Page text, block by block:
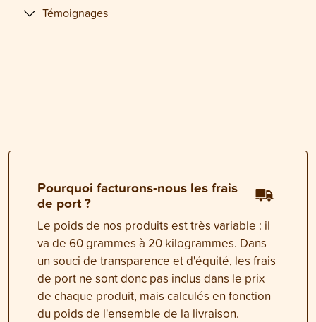
Témoignages
Pourquoi facturons-nous les frais
de port ?
Le poids de nos produits est très variable : il
va de 60 grammes à 20 kilogrammes. Dans
un souci de transparence et d'équité, les frais
de port ne sont donc pas inclus dans le prix
de chaque produit, mais calculés en fonction
du poids de l'ensemble de la livraison.